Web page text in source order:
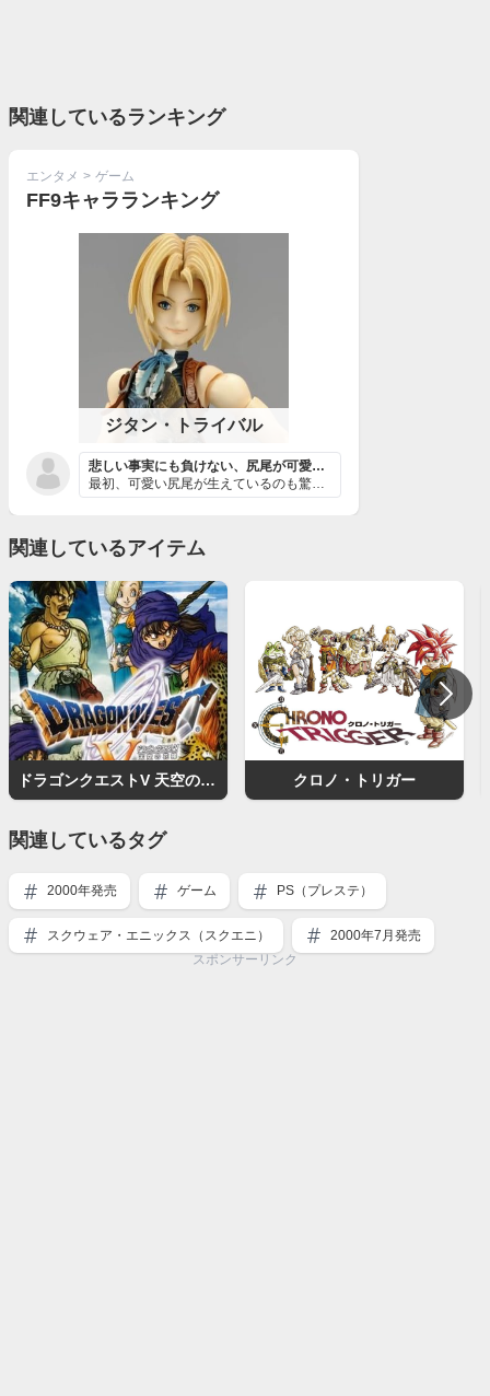
関連しているランキング
エンタメ > ゲーム
FF9キャラランキング
ジタン・トライバル
悲しい事実にも負けない、尻尾が可愛い女好きの盗賊
最初、可愛い尻尾が生えているのも驚いたけど、盗賊で、女...
関連しているアイテム
ドラゴンクエストV 天空の花嫁 クロノ・トリガー
関連しているタグ
2000年発売 ゲーム PS（プレステ）
スクウェア・エニックス（スクエニ）
2000年7月発売
スポンサーリンク